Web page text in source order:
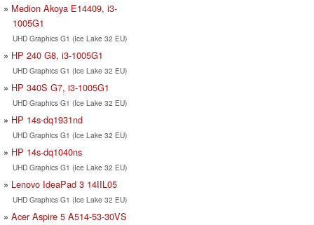
Medion Akoya E14409, i3-
1005G1
UHD Graphics G1 (Ice Lake 32 EU)
HP 240 G8, i3-1005G1
UHD Graphics G1 (Ice Lake 32 EU)
HP 340S G7, i3-1005G1
UHD Graphics G1 (Ice Lake 32 EU)
HP 14s-dq1931nd
UHD Graphics G1 (Ice Lake 32 EU)
HP 14s-dq1040ns
UHD Graphics G1 (Ice Lake 32 EU)
Lenovo IdeaPad 3 14IIL05
UHD Graphics G1 (Ice Lake 32 EU)
Acer Aspire 5 A514-53-30VS